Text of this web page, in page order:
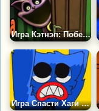
Игра Кэтнэп: Побег из Дома
Игра Спасти Хаги Ваги